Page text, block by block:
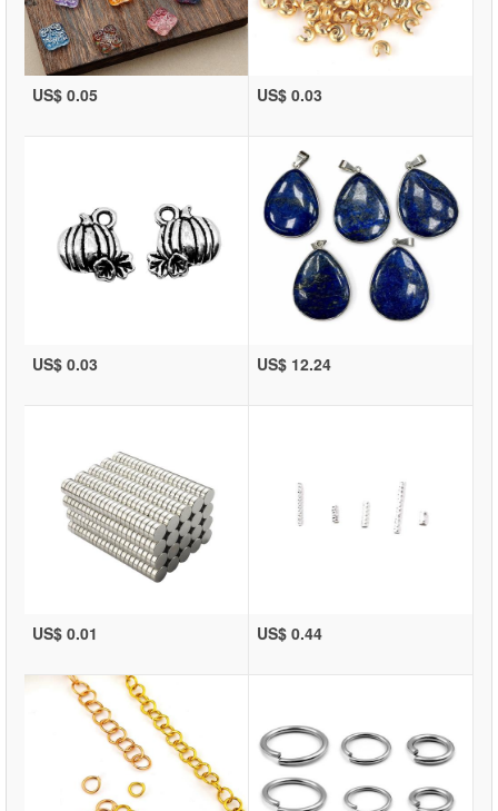
US$ 0.05 US$ 0.03
US$ 0.03 US$ 12.24
US$ 0.01 US$ 0.44